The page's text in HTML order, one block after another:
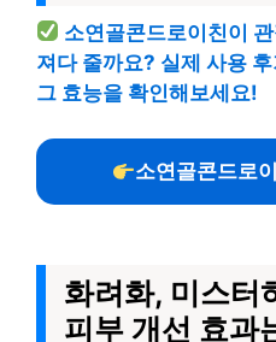
소연골콘드로이친이
져다 줄까요? 실제 사용
그 효능을 확인해보세요!
소연골콘드로
화려화, 미스터
피부 개선 효과